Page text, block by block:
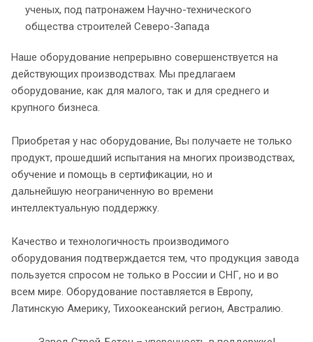
ученых, под патронажем Научно-технического
общества строителей Северо-Запада
Наше оборудование непрерывно совершенствуется на
действующих производствах. Мы предлагаем
оборудование, как для малого, так и для среднего и
крупного бизнеса.
Приобретая у нас оборудование, Вы получаете не только
продукт, прошедший испытания на многих производствах,
обучение и помощь в сертификации, но и
дальнейшую неограниченную во времени
интеллектуальную поддержку.
Качество и технологичность производимого
оборудования подтверждается тем, что продукция завода
пользуется спросом не только в России и СНГ, но и во
всем мире. Оборудование поставляется в Европу,
Латинскую Америку, Тихоокеанский регион, Австралию.